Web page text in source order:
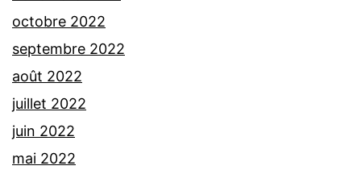
octobre 2022
septembre 2022
août 2022
juillet 2022
juin 2022
mai 2022